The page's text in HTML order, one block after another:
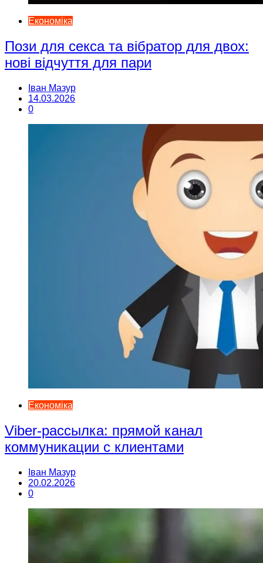
Економіка
Пози для секса та вібратор для двох:
нові відчуття для пари
Іван Мазур
14.03.2026
0
Економіка
Viber-рассылка: прямой канал
коммуникации с клиентами
Іван Мазур
20.02.2026
0